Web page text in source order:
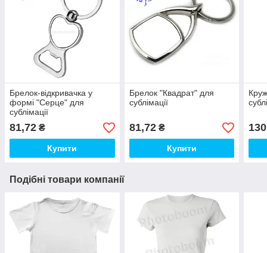
Брелок-відкривачка у
формі "Серце" для
сублімації
81,72 ₴
Купити
Брелок "Квадрат" для
сублімації
81,72₴
Купити
Подібні товари компанії